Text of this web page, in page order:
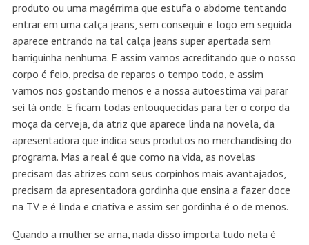
produto ou uma magérrima que estufa o abdome tentando
entrar em uma calça jeans, sem conseguir e logo em seguida
aparece entrando na tal calça jeans super apertada sem
barriguinha nenhuma. E assim vamos acreditando que o nosso
corpo é feio, precisa de reparos o tempo todo, e assim
vamos nos gostando menos e a nossa autoestima vai parar
sei lá onde. E ficam todas enlouquecidas para ter o corpo da
moça da cerveja, da atriz que aparece linda na novela, da
apresentadora que indica seus produtos no merchandising do
programa. Mas a real é que como na vida, as novelas
precisam das atrizes com seus corpinhos mais avantajados,
precisam da apresentadora gordinha que ensina a fazer doce
na TV e é linda e criativa e assim ser gordinha é o de menos.
Quando a mulher se ama, nada disso importa tudo nela é